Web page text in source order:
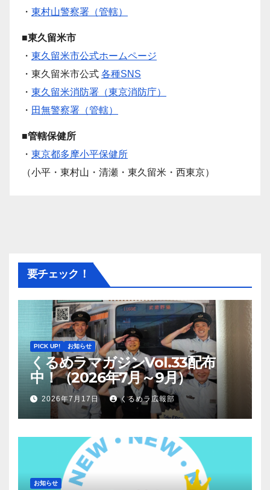
・ 東村山警察署（管轄）
■東久留米市
・ 東久留米市公式ホームページ
・東久留米市公式 各種SNS
・ 東久留米消防署（東京消防庁）
・ 田無警察署（管轄）
■管轄保健所
・ 東京都多摩小平保健所
（小平・東村山・清瀬・東久留米・西東京）
要チェック！
PICK UP! お知らせ
くるめラマガジンVol.33配布
中！（2026年7月～9月）
2026年7月17日 くるめラ広報部
お知らせ